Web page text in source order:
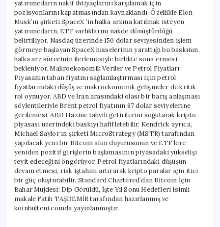
yatırımcıların nakit ihtiyaçlarını karşılamak için
pozisyonlarını kapatmasından kaynaklandı. Özellikle Elon
Musk’ın şirketi SpaceX ‘in halka arzına katılmak isteyen
yatırımcıların, ETF varlıklarını nakde dönüştürdüğü
belirtiliyor. Nasdaq üzerinde 150 dolar seviyesinden işlem
görmeye başlayan SpaceX hisselerinin yarattığı bu baskının,
halka arz sürecinin ilerlemesiyle birlikte sona ermesi
bekleniyor. Makroekonomik Veriler ve Petrol Fiyatları
Piyasanın taban fiyatını sağlamlaştırması için petrol
fiyatlarındaki düşüş ve makroekonomik gelişmeler de kritik
rol oynuyor. ABD ve İran arasındaki olası bir barış anlaşması
söylentileriyle Brent petrol fiyatının 87 dolar seviyelerine
gerilemesi, ABD Hazine tahvili getirilerini soğutarak kripto
piyasası üzerindeki baskıyı hafifletebilir. Kendrick ayrıca,
Michael Saylor’ın şirketi MicroStrategy (MSTR) tarafından
yapılacak yeni bir Bitcoin alım duyurusunun ve ETF’lere
yeniden pozitif girişlerin başlamasının piyasadaki yükselişi
teyit edeceğini öngörüyor. Petrol fiyatlarındaki düşüşün
devam etmesi, risk iştahını artırarak kripto paralar için itici
bir güç oluşturabilir. Standard Chartered’dan Bitcoin İçin
Bahar Müjdesi: Dip Görüldü, İşte Yıl Sonu Hedefleri isimli
makale Fatih TAŞDEMİR tarafından hazırlanmış ve
koinbulteni.comda yayınlanmıştır.